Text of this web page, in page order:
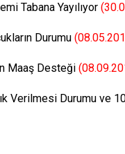
Tabana Yayılıyor
Durumu
Maaş Desteği
Verilmesi Durumu ve 10